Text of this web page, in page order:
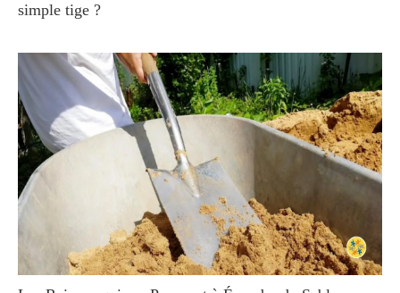
simple tige ?